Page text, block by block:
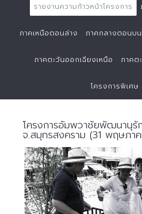
รายงานความก้าวหน้าโครงการ
ภาคเหนือตอนล่าง ภาคกลางตอนบน
ภาคตะวันออกเฉียงเหนือ ภาคต
โครงการพิเศษ
โครงการอัมพวาชัยพัฒนานุรั
จ.สมุทรสงคราม (31 พฤษภา